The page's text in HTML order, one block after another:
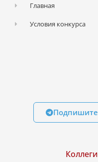
Главная
Условия конкурса